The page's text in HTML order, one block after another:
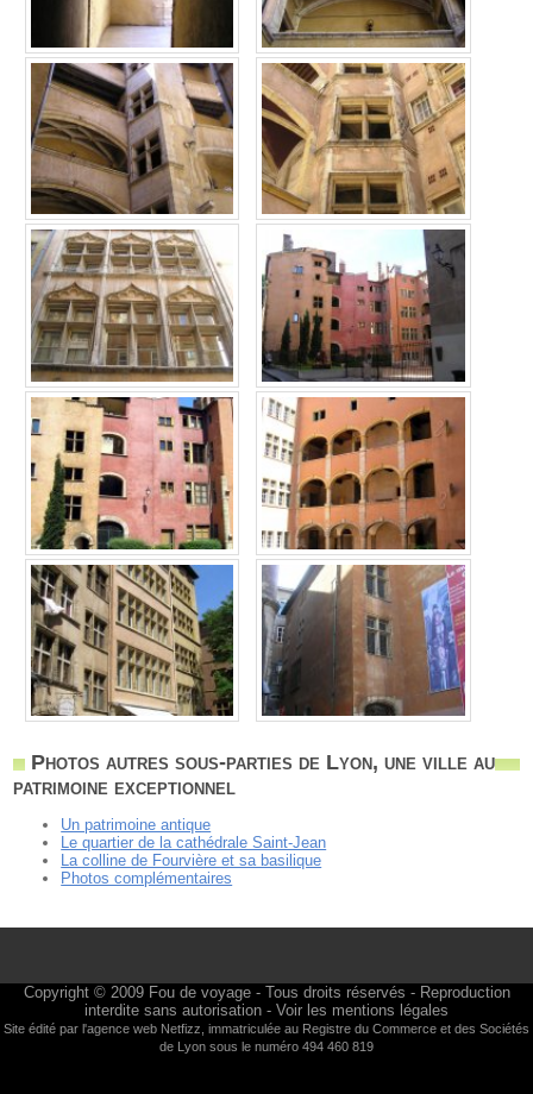
Photos autres sous-parties de Lyon, une ville au
patrimoine exceptionnel
Un patrimoine antique
Le quartier de la cathédrale Saint-Jean
La colline de Fourvière et sa basilique
Photos complémentaires
Copyright © 2009 Fou de voyage- Tous droits réservés - Reproduction
interdite sans autorisation - Voir les mentions légales
Site édité par l'agence web Netfizz, immatriculée au Registre du Commerce et des Sociétés
de Lyon sous le numéro 494 460 819